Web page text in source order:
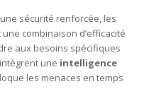
sécurité renforcée, les
combinaison d’efficacité
aux besoins spécifiques
une intelligence
les menaces en temps